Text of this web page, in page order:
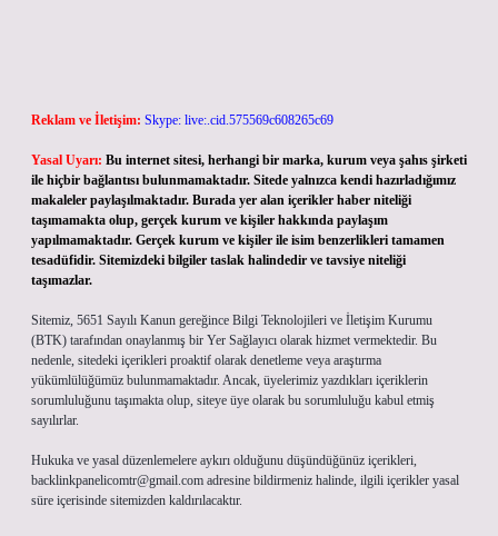
Reklam ve İletişim: Skype: live:.cid.575569c608265c69
Yasal Uyarı: Bu internet sitesi, herhangi bir marka, kurum veya şahıs şirketi
ile hiçbir bağlantısı bulunmamaktadır. Sitede yalnızca kendi hazırladığımız
makaleler paylaşılmaktadır. Burada yer alan içerikler haber niteliği
taşımamakta olup, gerçek kurum ve kişiler hakkında paylaşım
yapılmamaktadır. Gerçek kurum ve kişiler ile isim benzerlikleri tamamen
tesadüfidir. Sitemizdeki bilgiler taslak halindedir ve tavsiye niteliği
taşımazlar.
Sitemiz, 5651 Sayılı Kanun gereğince Bilgi Teknolojileri ve İletişim Kurumu
(BTK) tarafından onaylanmış bir Yer Sağlayıcı olarak hizmet vermektedir. Bu
nedenle, sitedeki içerikleri proaktif olarak denetleme veya araştırma
yükümlülüğümüz bulunmamaktadır. Ancak, üyelerimiz yazdıkları içeriklerin
sorumluluğunu taşımakta olup, siteye üye olarak bu sorumluluğu kabul etmiş
sayılırlar.
Hukuka ve yasal düzenlemelere aykırı olduğunu düşündüğünüz içerikleri,
backlinkpanelicomtr@gmail.com adresine bildirmeniz halinde, ilgili içerikler yasal
süre içerisinde sitemizden kaldırılacaktır.